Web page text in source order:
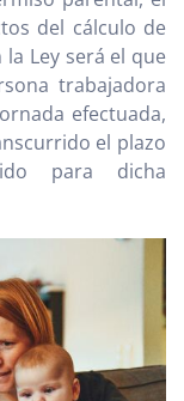
del cálculo de
Ley será el que
trabajadora
efectuada,
el plazo
para dicha